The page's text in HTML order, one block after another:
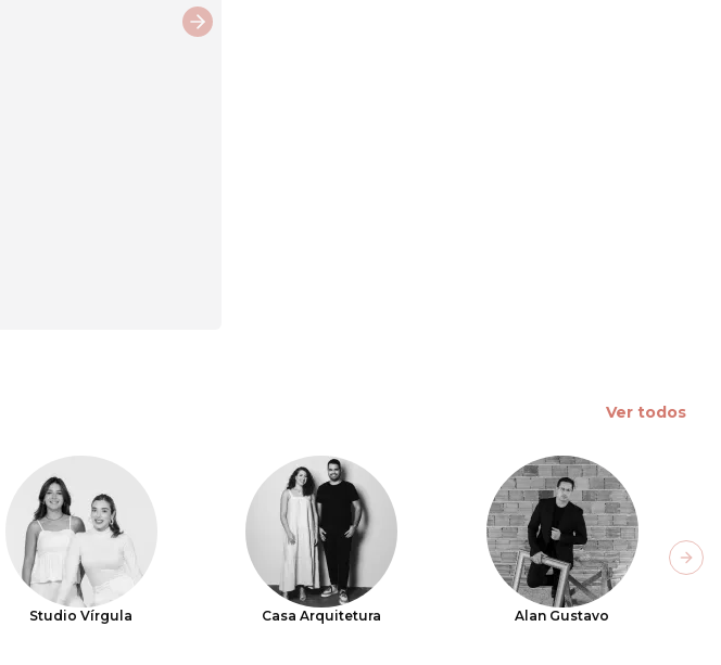
Next slide
Ver todos
Studio Vírgula Casa Arquitetura Alan Gustavo